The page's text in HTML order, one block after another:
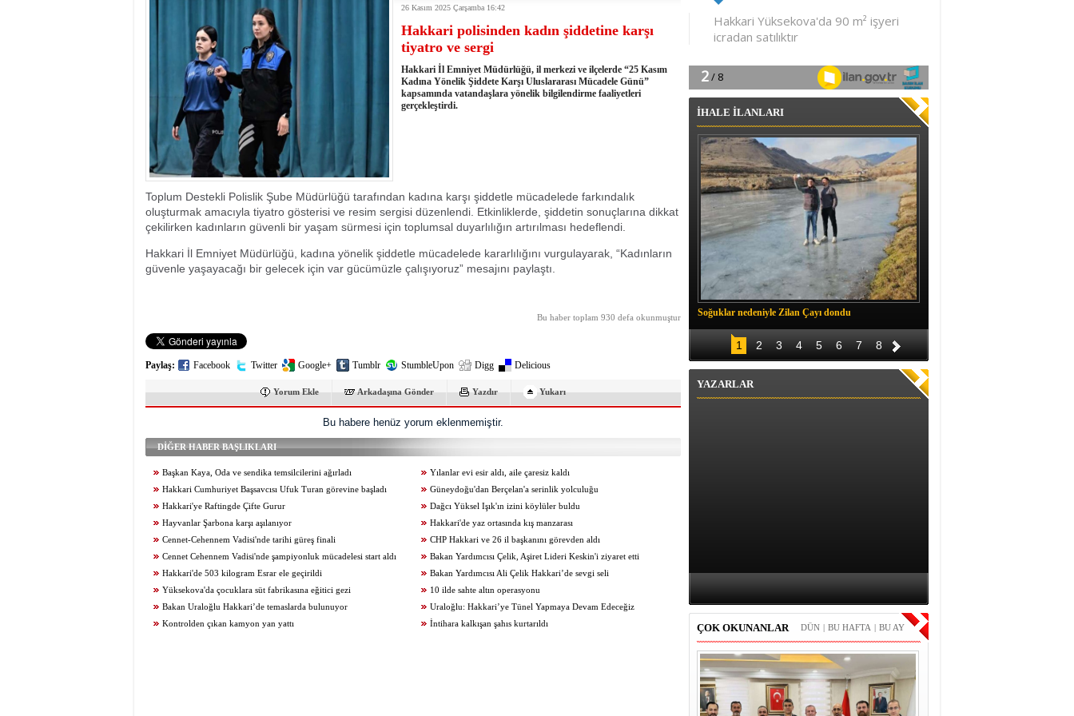
17:35
- Hakkari'ye Raftingde Çifte Gurur
17:32
- Dağcı Yüksel Işık'ın izini köylüler buldu
17:30- Hayvanlar Şarbona karşı aşılanıyor
17:27
- Hakkari'de yaz ortasında kış manzarası
19:22
- Cennet-Cehennem Vadisi'nde tarihi güreş finali
- CHP Hakkari ve 26 il başkanını görevden aldı
19:17- Cennet Cehennem Vadisi'nde şampiyonluk mücadelesi start aldı
19:13- Bakan Yardımcısı Çelik, Aşiret Lideri Keskin'i ziyaret etti
19:10- Hakkari'de 503 kilogram Esrar ele geçirildi
19:08 - Bakan Yardımcısı Ali Çelik Hakkari’de sevgi seli
26 Kasım 2025 Çarşamba 16:42
Hakkari polisinden kadın şiddetine karşı
tiyatro ve sergi
Hakkari İl Emniyet Müdürlüğü, il merkezi ve ilçelerde “25 Kasım
Kadına Yönelik Şiddete Karşı Uluslararası Mücadele Günü”
kapsamında vatandaşlara yönelik bilgilendirme faaliyetleri
gerçekleştirdi.
Toplum Destekli Polislik Şube Müdürlüğü tarafından kadına karşı şiddetle mücadelede farkındalık
oluşturmak amacıyla tiyatro gösterisi ve resim sergisi düzenlendi. Etkinliklerde, şiddetin sonuçlarına dikkat
çekilirken kadınların güvenli bir yaşam sürmesi için toplumsal duyarlılığın artırılması hedeflendi.
Hakkari İl Emniyet Müdürlüğü, kadına yönelik şiddetle mücadelede kararlılığını vurgulayarak, “Kadınların
güvenle yaşayacağı bir gelecek için var gücümüzle çalışıyoruz” mesajını paylaştı.
Bu haber toplam 930 defa okunmuştur
Paylaş: Facebook Twitter Google+ Tumblr StumbleUpon Digg Delicious
Yorum Ekle Arkadaşına Gönder Yazdır Yukarı
Bu habere henüz yorum eklenmemiştir.
DİĞER HABER BAŞLIKLARI
Başkan Kaya, Oda ve sendika temsilcilerini ağırladı
Yılanlar evi esir aldı, aile çaresiz kaldı
Hakkari Cumhuriyet Başsavcısı Ufuk Turan görevine başladı
Güneydoğu'dan Berçelan'a serinlik yolculuğu
Hakkari'ye Raftingde Çifte Gurur
Dağcı Yüksel Işık'ın izini köylüler buldu
Hayvanlar Şarbona karşı aşılanıyor
Hakkari'de yaz ortasında kış manzarası
Cennet-Cehennem Vadisi'nde tarihi güreş finali
CHP Hakkari ve 26 il başkanını görevden aldı
Cennet Cehennem Vadisi'nde şampiyonluk mücadelesi start aldı
Bakan Yardımcısı Çelik, Aşiret Lideri Keskin'i ziyaret etti
Hakkari'de 503 kilogram Esrar ele geçirildi
Bakan Yardımcısı Ali Çelik Hakkari’de sevgi seli
Yüksekova'da çocuklara süt fabrikasına eğitici gezi
10 ilde sahte altın operasyonu
Bakan Uraloğlu Hakkari’de temaslarda bulunuyor
Uraloğlu: Hakkari’ye Tünel Yapmaya Devam Edeceğiz
Kontrolden çıkan kamyon yan yattı
İntihara kalkışan şahıs kurtarıldı
İHALE İLANLARI
Soğuklar nedeniyle Zilan Çayı dondu
1 2 3 4 5 6 7 8
YAZARLAR
ÇOK OKUNANLAR BU AY
|
BU HAFTA
|
DÜN